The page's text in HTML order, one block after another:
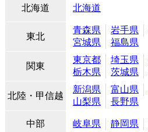
北海道 北海道
東北
青森県 岩手県
宮城県
福島県
関東
東京都 埼玉県
栃木県
茨城県
北陸・甲信越
新潟県 富山県
山梨県
長野県
中部 岐阜県 静岡県